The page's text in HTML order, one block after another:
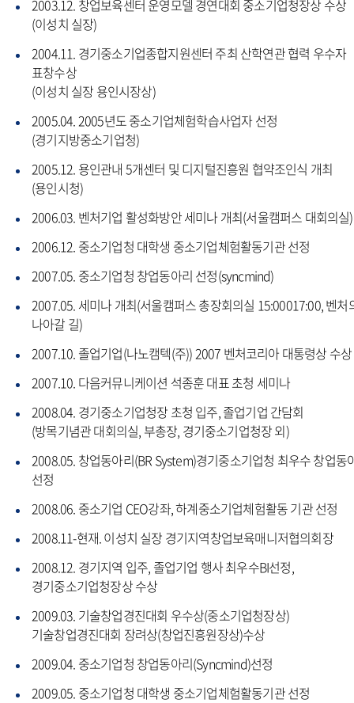
2003.12. 창업보육센터 운영모델 경연대회 중소기업청장상 수상
(이성치 실장)
2004.11. 경기중소기업종합지원센터 주최 산학연관 협력 우수자
표창수상
(이성치 실장 용인시장상)
2005.04. 2005년도 중소기업체험학습사업자 선정
(경기지방중소기업청)
2005.12. 용인관내 5개센터 및 디지털진흥원 협약조인식 개최
(용인시청)
2006.03. 벤처기업 활성화방안 세미나 개최(서울캠퍼스 대회의실)
2006.12. 중소기업청 대학생 중소기업체험활동기관 선정
2007.05. 중소기업청 창업동아리 선정(syncmind)
2007.05. 세미나 개최(서울캠퍼스 총장회의실 15:00017:00, 벤처
나아갈 길)
2007.10. 졸업기업(나노캠텍(주)) 2007 벤처코리아 대통령상 수상
2007.10. 다음커뮤니케이션 석종훈 대표 초청 세미나
2008.04. 경기중소기업청장 초청 입주, 졸업기업 간담회
(방목기념관 대회의실, 부총장, 경기중소기업청장 외)
2008.05. 창업동아리(BR System)경기중소기업청 최우수 창업동
선정
2008.06. 중소기업 CEO강좌, 하계중소기업체험활동 기관 선정
2008.11-현재. 이성치 실장 경기지역창업보육매니저협의회장
2008.12. 경기지역 입주, 졸업기업 행사 최우수BI선정,
경기중소기업청장상 수상
2009.03. 기술창업경진대회 우수상(중소기업청장상)
기술창업경진대회 장려상(창업진흥원장상)수상
2009.04. 중소기업청 창업동아리(Syncmind)선정
2009.05. 중소기업청 대학생 중소기업체험활동기관 선정